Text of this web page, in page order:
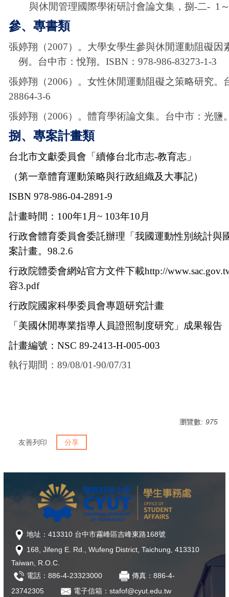
與休閒管理國際學術研討會論文集，捌-二- 1
參、專書類
張婷翔（2007）。大學女學生參與休閒運動阻礙
例。台中市：悅翔。ISBN：978-986-83273-1-3
張婷翔（2006）。女性休閒運動阻礙之策略研究。
28864-3-6
張婷翔（2006）。體育學術論文集。台中市：光鹽
捌、專案計畫類
台北市文獻委員會「續修台北市志-教育志」
（第一章體育運動策略與行政組織及大事記）
ISBN 978-986-04-2891-9
計畫時間：100年1月~ 103年10月
行政會體育委員會委託辦理「我國運動性別統計與
案計畫。98.2.6
行政院體委會網站官方文件下載http://
容3.pdf
行政院國家科學委員會專題研究計畫
「美國休閒專業指導人員證照制度研究」成果報告
計畫編號：NSC 89-2413-H-005-003
執行期間：89/08/01-90/07/31
瀏覽數: 975
友善列印 分享
地址：413310 台中市霧峰區吉峰東路168號
168, Jifeng E. Rd., Wufeng District, Taichung, 413310
Taiwan, R.O.C.
電話：886-4-23323000
傳真：886-4-
23742305
電子信箱：stafof@cyut.edu.tw